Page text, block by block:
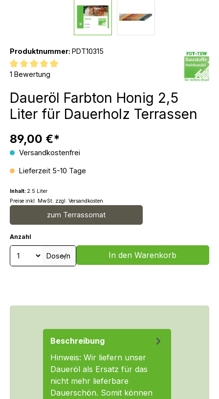
Produktnummer: PDT10315
Durchschnittliche Bewertung von 5 von 5 Sternen
1 Bewertung
Daueröl Farbton Honig 2,5
Liter für Dauerholz Terrassen
89,00 €*
Versandkostenfrei
Lieferzeit 5-10 Tage
Inhalt: 2.5 Liter
Preise inkl. MwSt. zzgl. Versandkosten
zum Terrassomat
Anzahl
Produkt Anzahl: Gib den
Dose/n In den Warenkorb
Beschreibung
Hinweis: Wir liefern unser
Daueröl als Ersatz für das
nicht mehr lieferbare
Dauerschön. Somit können